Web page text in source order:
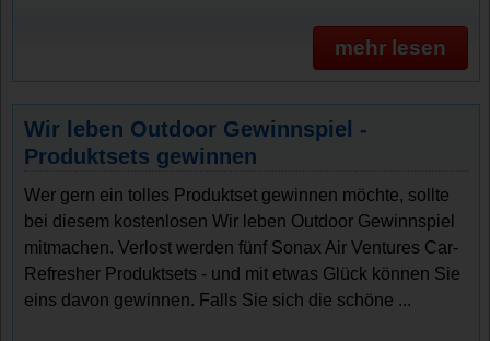
mehr lesen
Wir leben Outdoor Gewinnspiel -
Produktsets gewinnen
Wer gern ein tolles Produktset gewinnen möchte, sollte
bei diesem kostenlosen Wir leben Outdoor Gewinnspiel
mitmachen. Verlost werden fünf Sonax Air Ventures Car-
Refresher Produktsets - und mit etwas Glück können Sie
eins davon gewinnen. Falls Sie sich die schöne ...